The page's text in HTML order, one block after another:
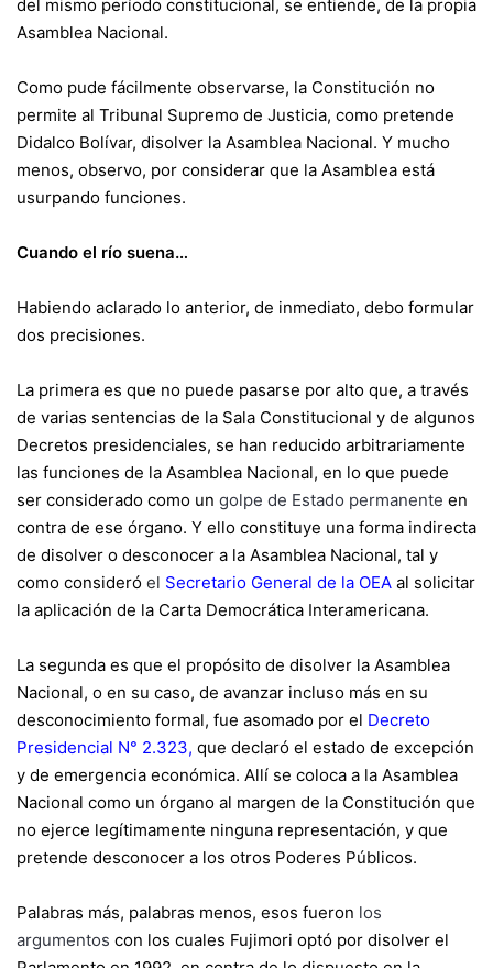
del mismo período constitucional, se entiende, de la propia
Asamblea Nacional.
Como pude fácilmente observarse, la Constitución no
permite al Tribunal Supremo de Justicia, como pretende
Didalco Bolívar, disolver la Asamblea Nacional. Y mucho
menos, observo, por considerar que la Asamblea está
usurpando funciones.
Cuando el río suena…
Habiendo aclarado lo anterior, de inmediato, debo formular
dos precisiones.
La primera es que no puede pasarse por alto que, a través
de varias sentencias de la Sala Constitucional y de algunos
Decretos presidenciales, se han reducido arbitrariamente
las funciones de la Asamblea Nacional, en lo que puede
ser considerado como un golpe de Estado permanente en
contra de ese órgano. Y ello constituye una forma indirecta
de disolver o desconocer a la Asamblea Nacional, tal y
como consideró el Secretario General de la OEA al solicitar
la aplicación de la Carta Democrática Interamericana.
La segunda es que el propósito de disolver la Asamblea
Nacional, o en su caso, de avanzar incluso más en su
desconocimiento formal, fue asomado por el Decreto
Presidencial N° 2.323, que declaró el estado de excepción
y de emergencia económica. Allí se coloca a la Asamblea
Nacional como un órgano al margen de la Constitución que
no ejerce legítimamente ninguna representación, y que
pretende desconocer a los otros Poderes Públicos.
Palabras más, palabras menos, esos fueron los
argumentos con los cuales Fujimori optó por disolver el